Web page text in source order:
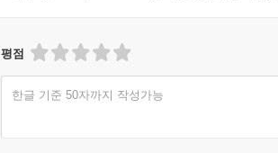
평점
한글 기준 50자까지 작성가능